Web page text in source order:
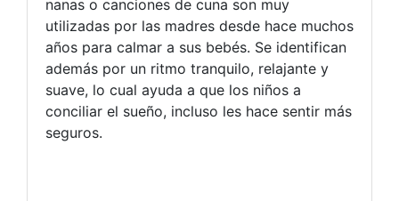
nanas o canciones de cuna son muy
utilizadas por las madres desde hace muchos
años para calmar a sus bebés. Se identifican
además por un ritmo tranquilo, relajante y
suave, lo cual ayuda a que los niños a
conciliar el sueño, incluso les hace sentir más
seguros.